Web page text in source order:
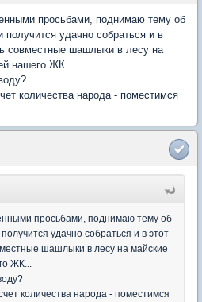
просьбами, поднимаю тему об
удачно собраться и в
совместные шашлыки в лесу на
нашего ЖК...
количества народа - поместимся
просьбами, поднимаю тему об
удачно собраться и в этот
шашлыки в лесу на майские
ЖК...
количества народа - поместимся